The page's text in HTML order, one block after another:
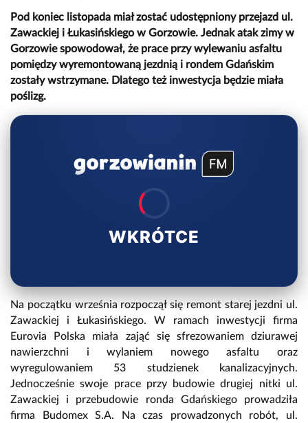
Pod koniec listopada miał zostać udostępniony przejazd ul.
Zawackiej i Łukasińskiego w Gorzowie. Jednak atak zimy w
Gorzowie spowodował, że prace przy wylewaniu asfaltu
pomiędzy wyremontowaną jezdnią i rondem Gdańskim
zostały wstrzymane. Dlatego też inwestycja będzie miała
poślizg.
WKRÓTCE
Na początku września rozpoczął się remont starej jezdni ul.
Zawackiej i Łukasińskiego. W ramach inwestycji firma
Eurovia Polska miała zająć się sfrezowaniem dziurawej
nawierzchni i wylaniem nowego asfaltu oraz
wyregulowaniem 53 studzienek kanalizacyjnych.
Jednocześnie swoje prace przy budowie drugiej nitki ul.
Zawackiej i przebudowie ronda Gdańskiego prowadziła
firma Budomex S.A. Na czas prowadzonych robót, ul.